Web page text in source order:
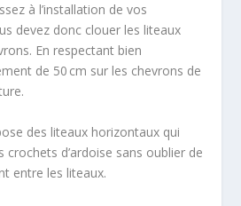
à l’installation de vos
devez donc clouer les liteaux
En respectant bien
de 50 cm sur les chevrons de
des liteaux horizontaux qui
d’ardoise sans oublier de
entre les liteaux.